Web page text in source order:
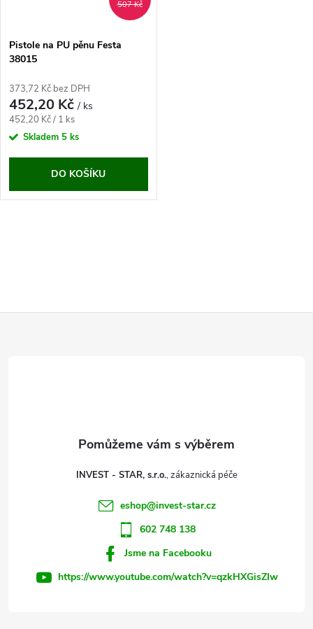
507 Kč
Pistole na PU pěnu Festa
38015
373,72 Kč bez DPH
452,20 Kč/ ks
Měrná
cena:
452,20 Kč / 1 ks
Skladem 5 ks
DO KOŠÍKU
INVEST - STAR, s.r.o.
eshop@invest-star.cz
602 748 138
Jsme na Facebooku
https://www.youtube.com/watch?v=qzkHXGisZIw